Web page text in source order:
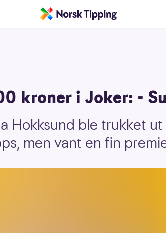
kroner i Joker: -
Hokksund ble trukket
men vant en fin